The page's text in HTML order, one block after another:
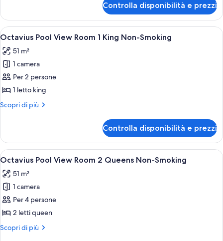
2
Queens
Non-
Smoking
Pool
View
Room
Queens
Non-
Smoking
Controlla disponibilità e prezzi
Apri
tutte
le
foto
per
Octavius
Pool
View
1
King
Non-
Smoking
Una camera d'albergo con un letto
4
Octavius Pool View Room 1 King Non-Smoking
51 m²
1 camera
Per 2 persone
1 letto king
Scopri di più
Altri
Pool
View
Room
King
Non-
Smoking
Controlla disponibilità e prezzi
Apri
tutte
le
foto
per
Octavius
Pool
View
Una camera d'albergo con due letti,
4
Octavius Pool View Room 2 Queens Non-Smoking
51 m²
1 camera
Per 4 persone
2 letti queen
Scopri di più
Altri